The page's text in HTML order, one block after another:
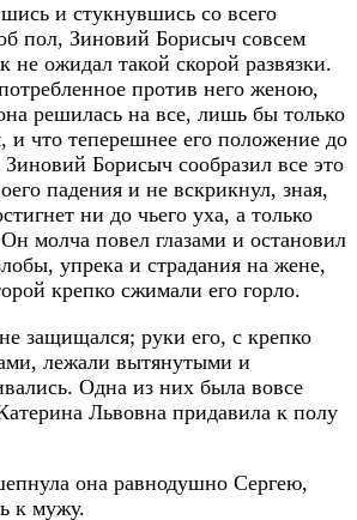
и стукнувшись со всего
пол, Зиновий Борисыч совсем
не ожидал такой скорой развязки.
против него женою,
решилась на все, лишь бы только
и что теперешнее его положение до
Борисыч сообразил все это
падения и не вскрикнул, зная,
ни до чьего уха, а только
молча повел глазами и остановил
упрека и страдания на жене,
крепко сжимали его горло.
защищался; руки его, с крепко
лежали вытянутыми и
Одна из них была вовсе
Львовна придавила к полу
она равнодушно Сергею,
к мужу.